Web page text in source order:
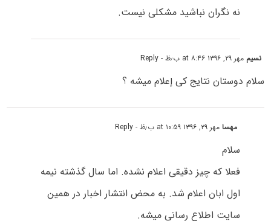
نه نگران نباشید مشکلی نیست.
نسیم مهر ۲۹, ۱۳۹۶ at ۸:۴۶ ب٫ظ - Reply
سلام دوستان نتایج کی إعلام میشه ؟
مهسامهر ۲۹, ۱۳۹۶ at ۱۰:۵۹ ب٫ظ - Reply
سلام
فعلا که چیز دقیقی اعلام نشده. اما سال گذشته نیمه
اول ابان اعلام شد. به محض انتشار اخبار در همین
سایت اطلاع رسانی میشه.